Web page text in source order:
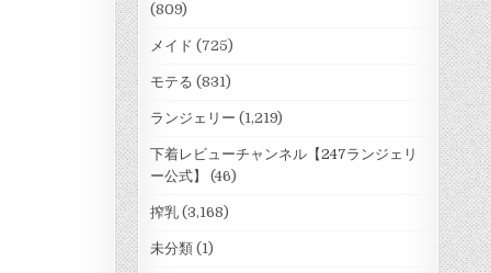
(809)
メイド (725)
モテる (831)
ランジェリー (1,219)
下着レビューチャンネル【247ランジェリ
ー公式】
(46)
搾乳(3,168)
未分類(1)